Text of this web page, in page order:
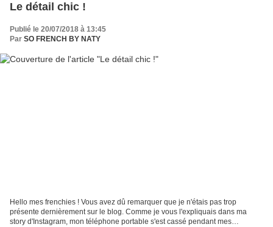
Le détail chic !
Publié le 20/07/2018 à 13:45
Par SO FRENCH BY NATY
Hello mes frenchies ! Vous avez dû remarquer que je n'étais pas trop
présente dernièrement sur le blog. Comme je vous l'expliquais dans ma
story d'Instagram, mon téléphone portable s'est cassé pendant mes